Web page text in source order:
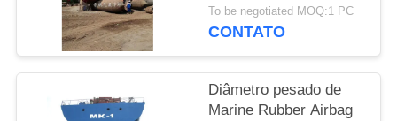
To be negotiated MOQ:1 PC
CONTATO
Diâmetro pesado de
Marine Rubber Airbag